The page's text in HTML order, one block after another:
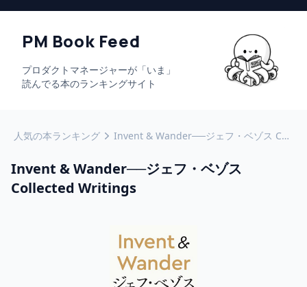
PM Book Feed
プロダクトマネージャーが「いま」
読んでる本のランキングサイト
人気の本ランキング Invent & Wander──ジェフ・ベゾス Collected Writings
Invent & Wander──ジェフ・ベゾス
Collected Writings